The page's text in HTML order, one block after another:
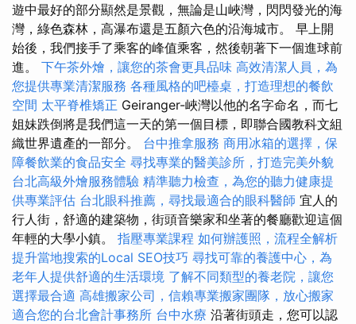
遊中最好的部分顯然是景觀，無論是山峽灣，閃閃發光的海
灣，綠色森林，高瀑布還是五顏六色的沿海城市。 早上開
始後，我們接手了乘客的峰值乘客，然後朝著下一個進球前
進。 下午茶外燴，讓您的茶會更具品味 高效清潔人員，為
您提供專業清潔服務 各種風格的吧檯桌，打造理想的餐飲
空間 太平脊椎矯正 Geiranger-峽灣以他的名字命名，而七
姐妹跌倒將是我們這一天的第一個目標，即聯合國教科文組
織世界遺產的一部分。 台中推拿服務 商用冰箱的選擇，保
障餐飲業的食品安全 尋找專業的醫美診所，打造完美外貌
台北高級外燴服務體驗 精準聽力檢查，為您的聽力健康提
供專業評估 台北眼科推薦，尋找最適合的眼科醫師 宜人的
行人街，舒適的建築物，街頭音樂家和坐著的餐廳歡迎這個
年輕的大學小鎮。 指壓專業課程 如何辦護照，流程全解析
提升當地搜索的Local SEO技巧 尋找可靠的養護中心，為
老年人提供舒適的生活環境 了解不同類型的養老院，讓您
選擇最合適 高雄搬家公司，信賴專業搬家團隊，放心搬家
適合您的台北會計事務所 台中水療 沿著街頭走，您可以認